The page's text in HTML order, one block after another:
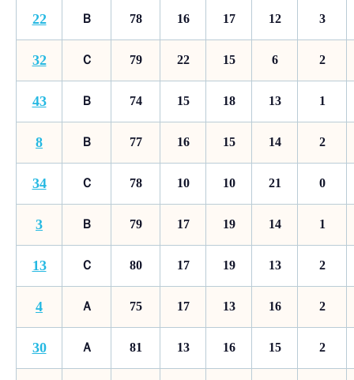
22 Ｂ 78 16 17 12 3
32 Ｃ 79 22 15 6 2
43 Ｂ 74 15 18 13 1
8 Ｂ 77 16 15 14 2
34 Ｃ 78 10 10 21 0
3 Ｂ 79 17 19 14 1
13 Ｃ 80 17 19 13 2
4 Ａ 75 17 13 16 2
30 Ａ 81 13 16 15 2